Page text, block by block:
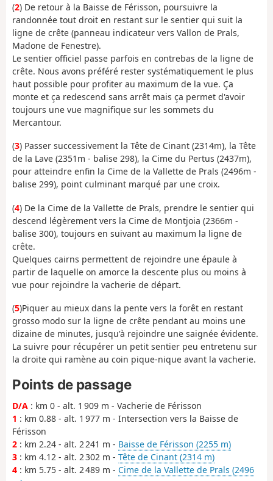
(2) De retour à la Baisse de Férisson, poursuivre la
randonnée tout droit en restant sur le sentier qui suit la
ligne de crête (panneau indicateur vers Vallon de Prals,
Madone de Fenestre).
Le sentier officiel passe parfois en contrebas de la ligne de
crête. Nous avons préféré rester systématiquement le plus
haut possible pour profiter au maximum de la vue. Ça
monte et ça redescend sans arrêt mais ça permet d'avoir
toujours une vue magnifique sur les sommets du
Mercantour.
(3) Passer successivement la Tête de Cinant (2314m), la Tête
de la Lave (2351m - balise 298), la Cime du Pertus (2437m),
pour atteindre enfin la Cime de la Vallette de Prals (2496m -
balise 299), point culminant marqué par une croix.
(4) De la Cime de la Vallette de Prals, prendre le sentier qui
descend légèrement vers la Cime de Montjoia (2366m -
balise 300), toujours en suivant au maximum la ligne de
crête.
Quelques cairns permettent de rejoindre une épaule à
partir de laquelle on amorce la descente plus ou moins à
vue pour rejoindre la vacherie de départ.
(5)Piquer au mieux dans la pente vers la forêt en restant
grosso modo sur la ligne de crête pendant au moins une
dizaine de minutes, jusqu'à rejoindre une saignée évidente.
La suivre pour récupérer un petit sentier peu entretenu sur
la droite qui ramène au coin pique-nique avant la vacherie.
Points de passage
D/A : km 0 - alt. 1 909 m - Vacherie de Férisson
1 : km 0.88 - alt. 1 977 m - Intersection vers la Baisse de
Férisson
2 : km 2.24 - alt. 2 241 m - Baisse de Férisson (2255 m)
3 : km 4.12 - alt. 2 302 m - Tête de Cinant (2314 m)
4 : km 5.75 - alt. 2 489 m - Cime de la Vallette de Prals (2496